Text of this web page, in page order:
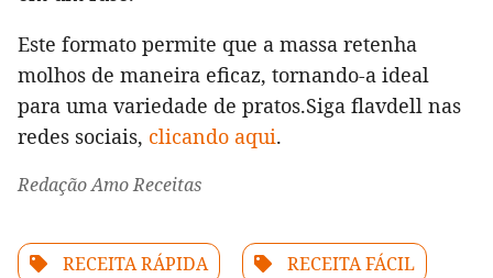
Este formato permite que a massa retenha
molhos de maneira eficaz, tornando-a ideal
para uma variedade de pratos.Siga flavdell nas
redes sociais, clicando aqui.
Redação Amo Receitas
RECEITA RÁPIDA RECEITA FÁCIL